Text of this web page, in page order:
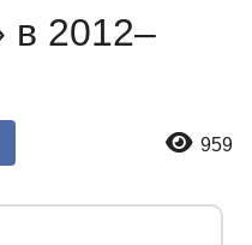
в 2012–
959